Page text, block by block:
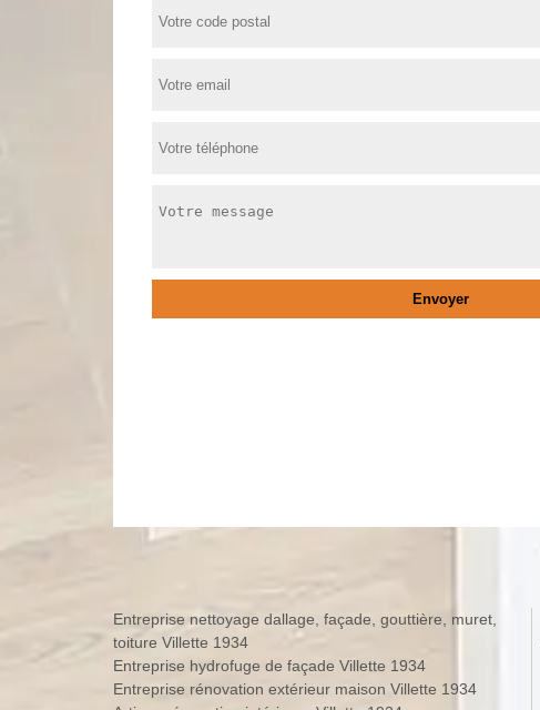
Entreprise nettoyage dallage, façade, gouttière, muret,
toiture Villette 1934
Entreprise hydrofuge de façade Villette 1934
Entreprise rénovation extérieur maison Villette 1934